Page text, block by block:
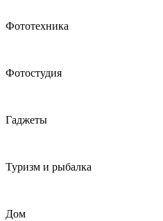
Фототехника
Фотостудия
Гаджеты
Туризм и рыбалка
Дом